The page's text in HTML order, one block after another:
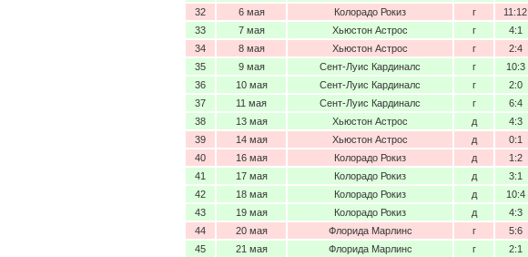
32
6 мая Колорадо Рокиз г 11:12
33
7 мая Хьюстон Астрос г 4:1
34
8 мая Хьюстон Астрос г 2:4
35
9 мая Сент-Луис Кардиналс г 10:3
36
10 мая Сент-Луис Кардиналс г 2:0
37
11 мая Сент-Луис Кардиналс г 6:4
38
13 мая Хьюстон Астрос д 4:3
39
14 мая Хьюстон Астрос д 0:1
40
16 мая Колорадо Рокиз д 1:2
41
17 мая Колорадо Рокиз д 3:1
42
18 мая Колорадо Рокиз д 10:4
43
19 мая Колорадо Рокиз д 4:3
44
20 мая Флорида Марлинс г 5:6
45
21 мая Флорида Марлинс г 2:1